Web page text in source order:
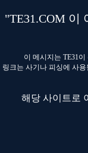
"TE31.COM 이
이 메시지는 TE31
링크는 사기나 피싱에 사
해당 사이트로